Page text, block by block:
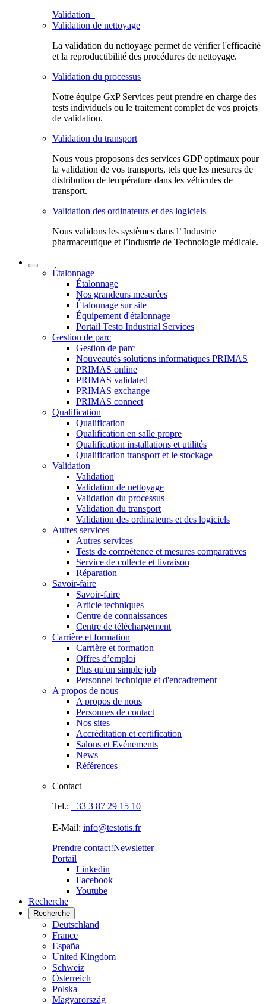
Validation
Validation de nettoyage
La validation du nettoyage permet de vérifier l'efficacité
et la reproductibilité des procédures de nettoyage.
Validation du processus
Notre équipe GxP Services peut prendre en charge des
tests individuels ou le traitement complet de vos projets
de validation.
Validation du transport
Nous vous proposons des services GDP optimaux pour
la validation de vos transports, tels que les mesures de
distribution de température dans les véhicules de
transport.
Validation des ordinateurs et des logiciels
Nous validons les systèmes dans l’ Industrie
pharmaceutique et l’industrie de Technologie médicale.
Étalonnage
Étalonnage
Nos grandeurs mesurées
Étalonnage sur site
Équipement d'étalonnage
Portail Testo Industrial Services
Gestion de parc
Gestion de parc
Nouveautés solutions informatiques PRIMAS
PRIMAS online
PRIMAS validated
PRIMAS exchange
PRIMAS connect
Qualification
Qualification
Qualification en salle propre
Qualification installations et utilités
Qualification transport et le stockage
Validation
Validation
Validation de nettoyage
Validation du processus
Validation du transport
Validation des ordinateurs et des logiciels
Autres services
Autres services
Tests de compétence et mesures comparatives
Service de collecte et livraison
Réparation
Savoir-faire
Savoir-faire
Article techniques
Centre de connaissances
Centre de téléchargement
Carrière et formation
Carrière et formation
Offres d’emploi
Plus qu'un simple job
Personnel technique et d'encadrement
A propos de nous
A propos de nous
Personnes de contact
Nos sites
Accréditation et certification
Salons et Evénements
News
Références
Contact
Tel.: +33 3 87 29 15 10
E-Mail: info@testotis.fr
Prendre contact!Newsletter
Portail
Linkedin
Facebook
Youtube
Recherche
Recherche
Deutschland
France
España
United Kingdom
Schweiz
Österreich
Polska
Magyarország